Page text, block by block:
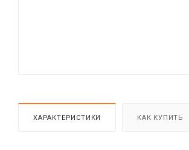
ХАРАКТЕРИСТИКИ КАК КУПИТЬ